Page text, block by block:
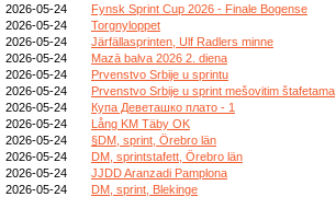
2026-05-24
Fynsk Sprint Cup 2026 - Finale Bogense
2026-05-24
Torgnyloppet
2026-05-24
Järfällasprinten, Ulf Radlers minne
2026-05-24
Mazā balva 2026 2. diena
2026-05-24
Prvenstvo Srbije u sprintu
2026-05-24
Prvenstvo Srbije u sprint mešovitim štafetama
2026-05-24
Купа Деветашко плато - 1
2026-05-24
Lång KM Täby OK
2026-05-24
§DM, sprint, Örebro län
2026-05-24
DM, sprintstafett, Örebro län
2026-05-24
JJDD Aranzadi Pamplona
2026-05-24
DM, sprint, Blekinge